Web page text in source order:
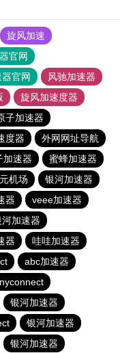
旋风加速
官网
官网
风驰加速器
旋风加速度器
子加速器
度器
外网网址导航
加速器
蜜蜂加速器
机场
银河加速器
器
veee加速器
河加速器
器
哇哇加速器
abc加速器
银河加速器
银河加速器
银河加速器